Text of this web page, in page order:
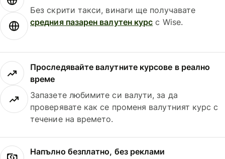
Без скрити такси, винаги ще получавате
средния пазарен валутен курс с Wise.
Проследявайте валутните курсове в реално
време
Запазете любимите си валути, за да
проверявате как се променя валутният курс с
течение на времето.
Напълно безплатно, без реклами